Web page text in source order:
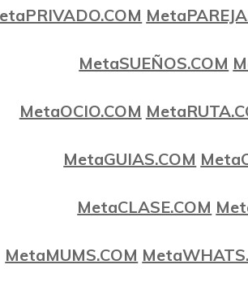
MetaSUEÑOS.COM
MetaOCIO.COM
MetaGUIAS.COM
MetaCLASE.COM
MetaMUMS.COM